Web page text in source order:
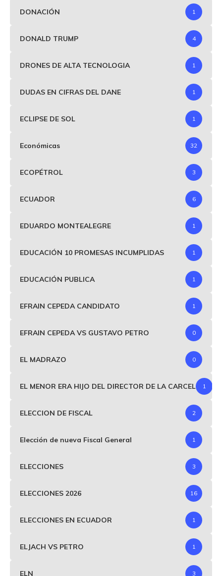
DONACIÓN 1
DONALD TRUMP 4
DRONES DE ALTA TECNOLOGIA 1
DUDAS EN CIFRAS DEL DANE 1
ECLIPSE DE SOL 1
Económicas 32
ECOPÉTROL 3
ECUADOR 6
EDUARDO MONTEALEGRE 1
EDUCACIÓN 10 PROMESAS INCUMPLIDAS 1
EDUCACIÓN PUBLICA 1
EFRAIN CEPEDA CANDIDATO 1
EFRAIN CEPEDA VS GUSTAVO PETRO 0
EL MADRAZO 0
EL MENOR ERA HIJO DEL DIRECTOR DE LA CARCEL 1
ELECCION DE FISCAL 2
Elección de nueva Fiscal General 1
ELECCIONES 3
ELECCIONES 2026 16
ELECCIONES EN ECUADOR 1
ELJACH VS PETRO 1
ELN 3